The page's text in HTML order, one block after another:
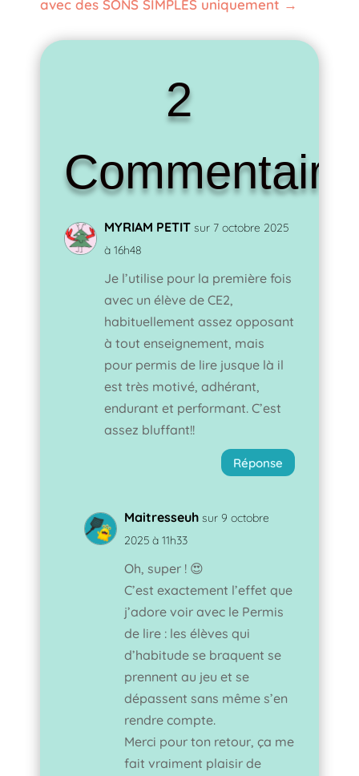
avec des SONS SIMPLES uniquement →
2
MYRIAM PETIT sur 7 octobre 2025
à 16h48
Je l’utilise pour la première fois
avec un élève de CE2,
habituellement assez opposant
à tout enseignement, mais
pour permis de lire jusque là il
est très motivé, adhérant,
endurant et performant. C’est
assez bluffant!!
Réponse
Maitresseuh sur 9 octobre
2025 à 11h33
Oh, super ! 😍
C’est exactement l’effet que
j’adore voir avec le Permis
de lire : les élèves qui
d’habitude se braquent se
prennent au jeu et se
dépassent sans même s’en
rendre compte.
Merci pour ton retour, ça me
fait vraiment plaisir de